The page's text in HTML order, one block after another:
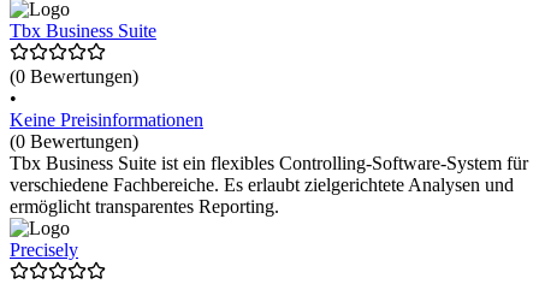
Tbx Business Suite
(0 Bewertungen)
•
Keine Preisinformationen
(0 Bewertungen)
Tbx Business Suite ist ein flexibles Controlling-Software-System für
verschiedene Fachbereiche. Es erlaubt zielgerichtete Analysen und
ermöglicht transparentes Reporting.
Precisely